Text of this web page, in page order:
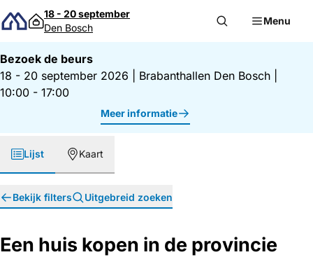
Direct naar inhoud
18 - 20 september
Den Bosch
Menu
Bezoek de beurs
18 - 20 september 2026
Brabanthallen Den Bosch
10:00 - 17:00
Meer informatie
Lijst Kaart
Bekijk filters Uitgebreid zoeken
Een huis kopen in de provincie